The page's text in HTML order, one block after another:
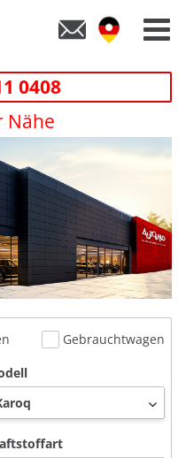
0408
Nähe
Gebrauchtwagen